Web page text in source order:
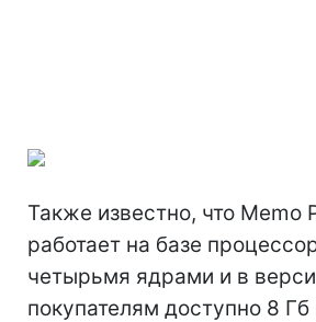
Также известно, что Memo
работает на базе
четырьмя ядрами и в
покупателям доступно 8